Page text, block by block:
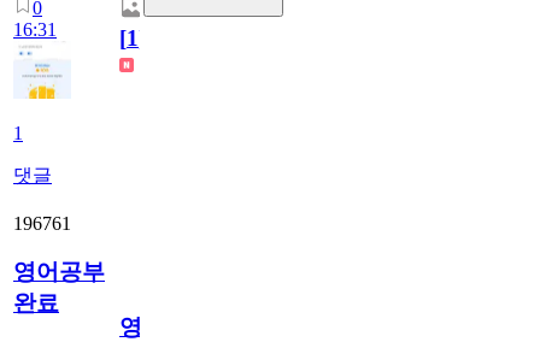
0
16:31
1
댓글
[1]
196761
영어공부
완료
영